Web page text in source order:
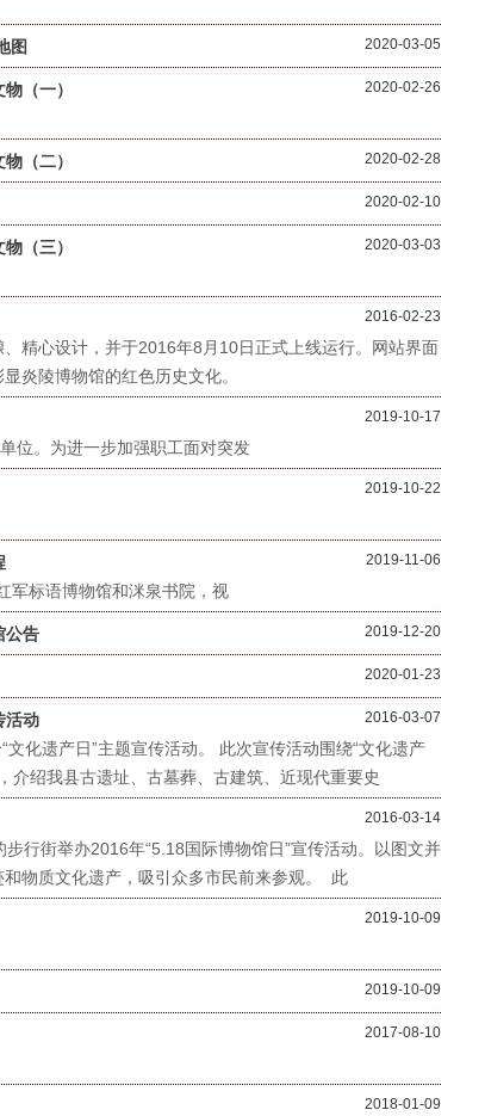
图 2020-03-05
（一） 2020-02-26
（二） 2020-02-28
2020-02-10
（三） 2020-03-03
2016-02-23
精心设计，并于2016年8月10日正式上线运行。网站界面
炎陵博物馆的红色历史文化。
2019-10-17
位。为进一步加强职工面对突发
2019-10-22
2019-11-06
标语博物馆和洣泉书院，视
公告 2019-12-20
2020-01-23
活动 2016-03-07
化遗产日”主题宣传活动。 此次宣传活动围绕“文化遗产
介绍我县古遗址、古墓葬、古建筑、近现代重要史
2016-03-14
行街举办2016年“5.18国际博物馆日”宣传活动。以图文并
物质文化遗产，吸引众多市民前来参观。 此
2019-10-09
2019-10-09
2017-08-10
2018-01-09